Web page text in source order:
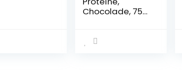
Chocolade, 750
voor elke sporter